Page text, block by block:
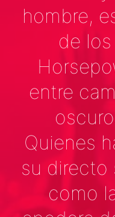
hombre,
de
entre
Quienes
su directo
como